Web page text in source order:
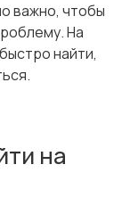
важно, чтобы
На
найти,
на